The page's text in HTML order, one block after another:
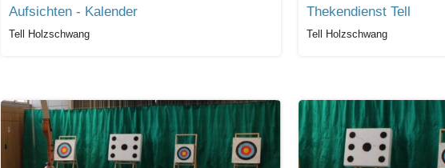
Aufsichten - Kalender
Tell Holzschwang
Thekendienst Tell
Tell Holzschwang